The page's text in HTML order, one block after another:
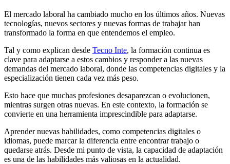
El mercado laboral ha cambiado mucho en los últimos años. Nuevas
tecnologías, nuevos sectores y nuevas formas de trabajar han
transformado la forma en que entendemos el empleo.
Tal y como explican desde Tecno Inte, la formación continua es
clave para adaptarse a estos cambios y responder a las nuevas
demandas del mercado laboral, donde las competencias digitales y la
especialización tienen cada vez más peso.
Esto hace que muchas profesiones desaparezcan o evolucionen,
mientras surgen otras nuevas. En este contexto, la formación se
convierte en una herramienta imprescindible para adaptarse.
Aprender nuevas habilidades, como competencias digitales o
idiomas, puede marcar la diferencia entre encontrar trabajo o
quedarse atrás. Desde mi punto de vista, la capacidad de adaptación
es una de las habilidades más valiosas en la actualidad.